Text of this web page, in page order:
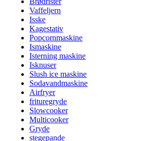
Vaffeljern
Isske
Kagestativ
Popcornmaskine
Ismaskine
Isterning maskine
Isknuser
Slush ice maskine
Sodavandmaskine
Airfryer
frituregryde
Slowcooker
Multicooker
Gryde
stegepande